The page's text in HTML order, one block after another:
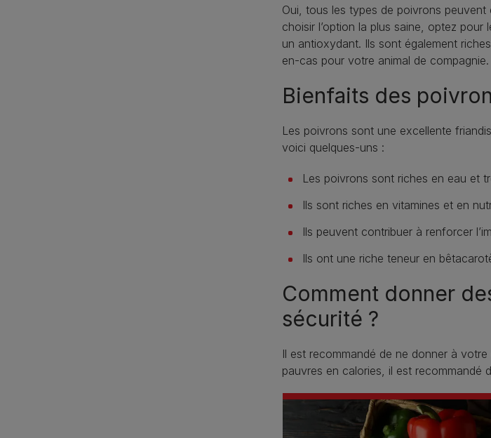
Oui, tous les types de poivrons
choisir l’option la plus saine, optez
un antioxydant. Ils sont également
en-cas pour votre animal de compagnie.
Bienfaits des
Les poivrons sont une excellente
voici quelques-uns :
Les poivrons sont riches en eau et
Ils sont riches en vitamines et en
Ils peuvent contribuer à renforcer
Ils ont une riche teneur en
Comment donner
sécurité ?
Il est recommandé de ne donner à
pauvres en calories, il est recommandé